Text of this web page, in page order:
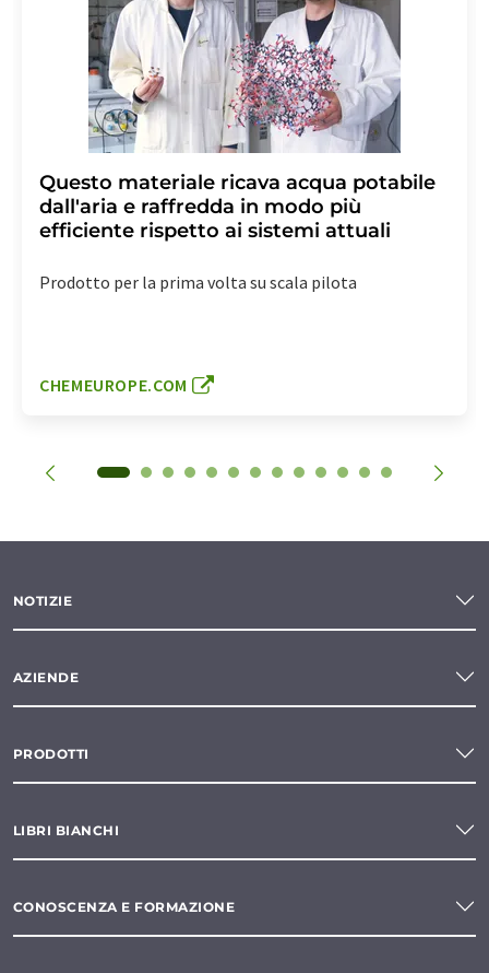
Questo materiale ricava acqua potabile
dall'aria e raffredda in modo più
efficiente rispetto ai sistemi attuali
Prodotto per la prima volta su scala pilota
CHEMEUROPE.COM
NOTIZIE
AZIENDE
PRODOTTI
LIBRI BIANCHI
CONOSCENZA E FORMAZIONE